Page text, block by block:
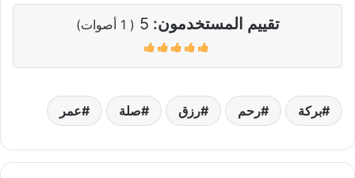
تقييم المستخدمون: 5
(
1 أصوات)
بركة رحم رزق صلة عمر